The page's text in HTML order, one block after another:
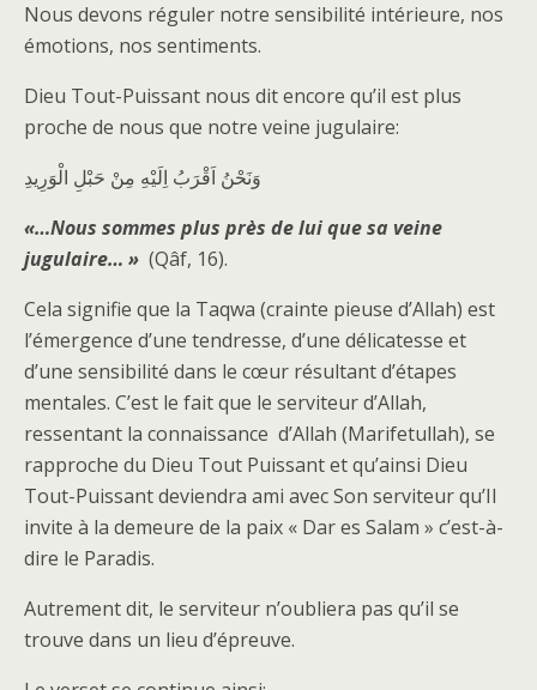
Nous devons réguler notre sensibilité intérieure, nos
émotions, nos sentiments.
Dieu Tout-Puissant nous dit encore qu’il est plus
proche de nous que notre veine jugulaire:
وَنَحْنُ اَقْرَبُ اِلَيْهِ مِنْ حَبْلِ الْوَرِيدِ
«…Nous sommes plus près de lui que sa veine
jugulaire… » (Qâf, 16).
Cela signifie que la Taqwa (crainte pieuse d’Allah) est
l’émergence d’une tendresse, d’une délicatesse et
d’une sensibilité dans le cœur résultant d’étapes
mentales. C’est le fait que le serviteur d’Allah,
ressentant la connaissance d’Allah (Marifetullah), se
rapproche du Dieu Tout Puissant et qu’ainsi Dieu
Tout-Puissant deviendra ami avec Son serviteur qu’Il
invite à la demeure de la paix « Dar es Salam » c’est-à-
dire le Paradis.
Autrement dit, le serviteur n’oubliera pas qu’il se
trouve dans un lieu d’épreuve.